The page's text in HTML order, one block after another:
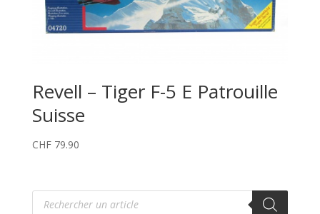
Revell – Tiger F-5 E Patrouille
Suisse
CHF79.90
Recherche
produits